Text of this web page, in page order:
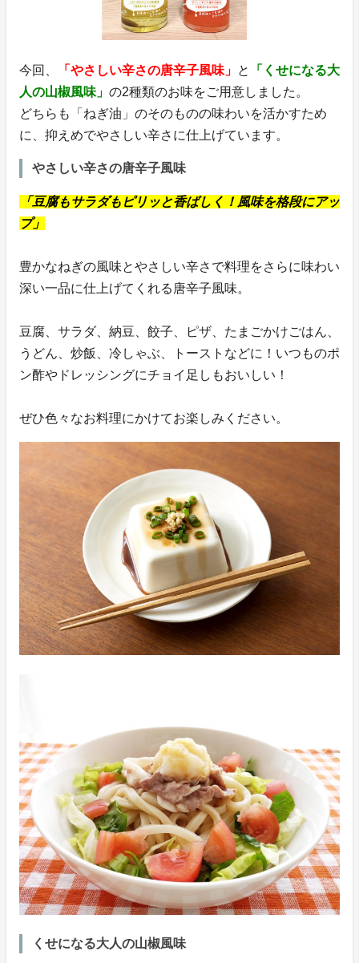
今回、 「やさしい辛さの唐辛子風味」 と
「くせになる大
人の山椒風味」 の2種類のお味をご用意しました。
どちらも「ねぎ油」のそのものの味わいを活かすため
に、抑えめでやさしい辛さに仕上げています。
やさしい辛さの唐辛子風味
「豆腐もサラダもピリッと香ばしく！風味を格段にアッ
プ」
豊かなねぎの風味とやさしい辛さで料理をさらに味わい
深い一品に仕上げてくれる唐辛子風味。
豆腐、サラダ、納豆、餃子、ピザ、たまごかけごはん、
うどん、炒飯、冷しゃぶ、トーストなどに！いつものポ
ン酢やドレッシングにチョイ足しもおいしい！
ぜひ色々なお料理にかけてお楽しみください。
くせになる大人の山椒風味